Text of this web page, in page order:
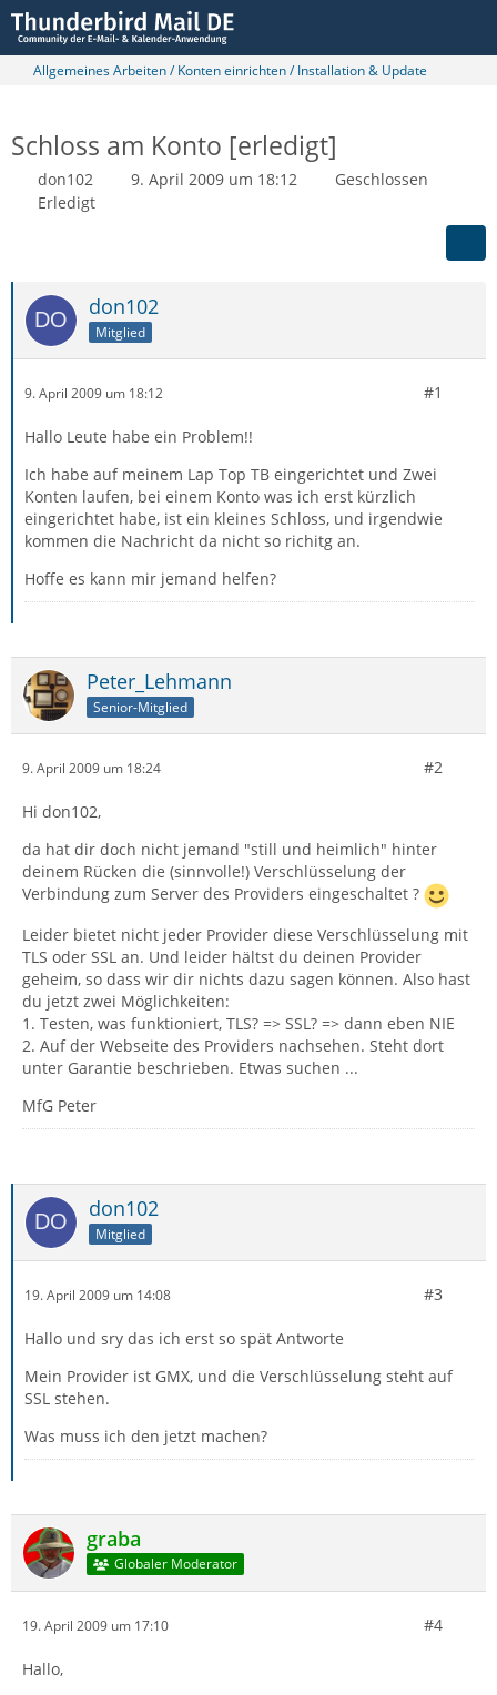
Allgemeines Arbeiten / Konten einrichten / Installation & Update
Schloss am Konto [erledigt]
don102 9. April 2009 um 18:12
Geschlossen
Erledigt
don102
Mitglied
9. April 2009 um 18:12 #1
Hallo Leute habe ein Problem!!
Ich habe auf meinem Lap Top TB eingerichtet und Zwei
Konten laufen, bei einem Konto was ich erst kürzlich
eingerichtet habe, ist ein kleines Schloss, und irgendwie
kommen die Nachricht da nicht so richitg an.
Hoffe es kann mir jemand helfen?
Peter_Lehmann
Senior-Mitglied
9. April 2009 um 18:24 #2
Hi don102,
da hat dir doch nicht jemand "still und heimlich" hinter
deinem Rücken die (sinnvolle!) Verschlüsselung der
Verbindung zum Server des Providers eingeschaltet ?
Leider bietet nicht jeder Provider diese Verschlüsselung mit
TLS oder SSL an. Und leider hältst du deinen Provider
geheim, so dass wir dir nichts dazu sagen können. Also hast
du jetzt zwei Möglichkeiten:
1. Testen, was funktioniert, TLS? => SSL? => dann eben NIE
2. Auf der Webseite des Providers nachsehen. Steht dort
unter Garantie beschrieben. Etwas suchen ...
MfG Peter
don102
Mitglied
19. April 2009 um 14:08 #3
Hallo und sry das ich erst so spät Antworte
Mein Provider ist GMX, und die Verschlüsselung steht auf
SSL stehen.
Was muss ich den jetzt machen?
graba
Globaler Moderator
19. April 2009 um 17:10 #4
Hallo,